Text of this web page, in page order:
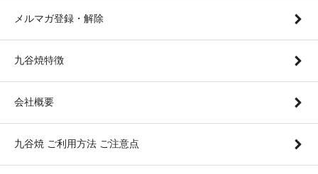
メルマガ登録・解除
九谷焼特徴
会社概要
九谷焼 ご利用方法 ご注意点